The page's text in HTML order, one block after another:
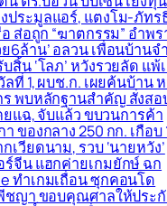
ประมูลแอร์, แตงโม-ภัทร
ส่อถูก “ฆาตกรรม” อำพ
6ล้าน’ อลวน เพื่อนบ้านจ
สิ้น ‘โลภ’ หวังรวยลัด แพ้
ที่ 1, ผบช.ก. เผยค้นบ้าน
ร พบหลักฐานสำคัญ สั่งส
ยแฉ, จับแล้ว ขบวนการค้า
ของกลาง 250 กก. เกือบ
เวียดนาม, รวบ ‘นายหวัง’
ร์จีน แฮกค่ายเกมยักษ์ ฉก
ทำเกมเถื่อน ซุกคอนโด
ชญา ขอบคุณศาลให้ประ